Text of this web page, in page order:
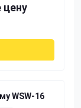
цену
WSW-16